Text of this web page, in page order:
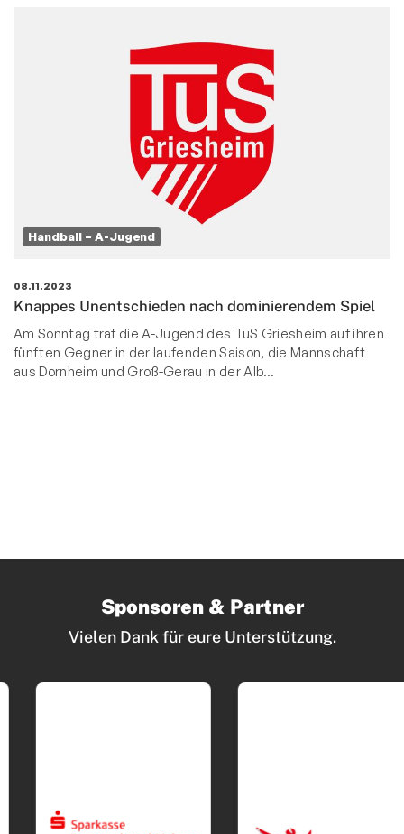
Handball – A-Jugend
08.11.2023
Knappes Unentschieden nach dominierendem Spiel
Am Sonntag traf die A-Jugend des TuS Griesheim auf ihren
fünften Gegner in der laufenden Saison, die Mannschaft
aus Dornheim und Groß-Gerau in der Alb…
Sponsoren & Partner
Vielen Dank für eure Unterstützung.